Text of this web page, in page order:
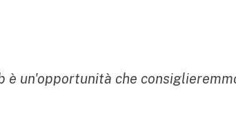
è un'opportunità che